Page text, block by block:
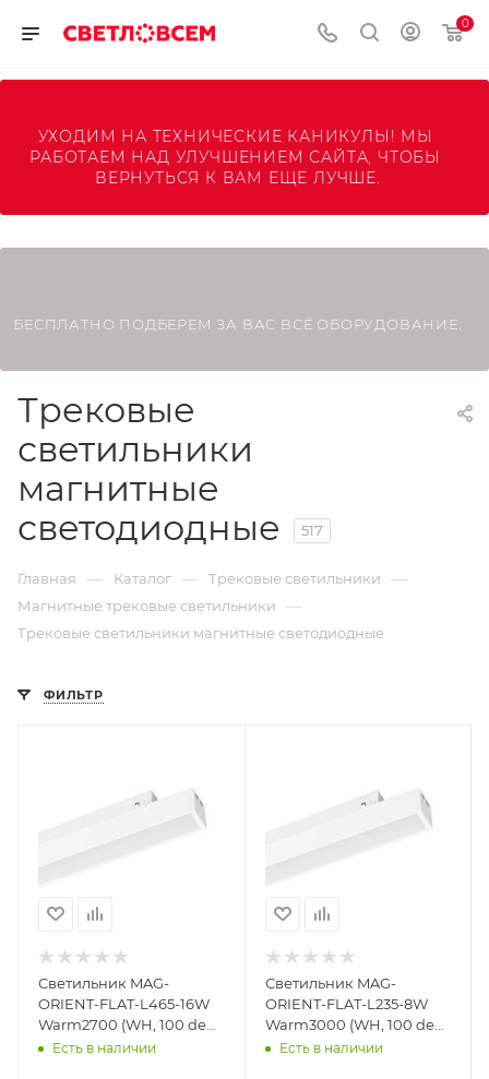
0
УХОДИМ НА ТЕХНИЧЕСКИЕ КАНИКУЛЫ! МЫ
РАБОТАЕМ НАД УЛУЧШЕНИЕМ САЙТА, ЧТОБЫ
ВЕРНУТЬСЯ К ВАМ ЕЩЕ ЛУЧШЕ.
БЕСПЛАТНО ПОДБЕРЕМ ЗА ВАС ВСЁ ОБОРУДОВАНИЕ.
Трековые
светильники
магнитные
светодиодные
517
Главная — Каталог — Трековые светильники —
Магнитные трековые светильники —
Трековые светильники магнитные светодиодные
ФИЛЬТР
Светильник MAG-
ORIENT-FLAT-L465-16W
Warm2700 (WH, 100 deg,
48V) (Arlight, IP20
Есть в наличии
Светильник MAG-
ORIENT-FLAT-L235-8W
Warm3000 (WH, 100 deg,
48V, DALI) (Arlight, IP20
Есть в наличии